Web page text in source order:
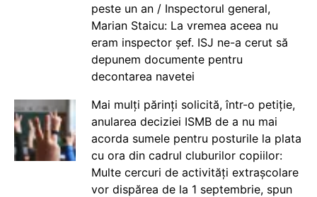
peste un an / Inspectorul general,
Marian Staicu: La vremea aceea nu
eram inspector șef. ISJ ne-a cerut să
depunem documente pentru
decontarea navetei
Mai mulți părinți solicită, într-o petiție,
anularea deciziei ISMB de a nu mai
acorda sumele pentru posturile la plata
cu ora din cadrul cluburilor copiilor:
Multe cercuri de activități extrașcolare
vor dispărea de la 1 septembrie, spun